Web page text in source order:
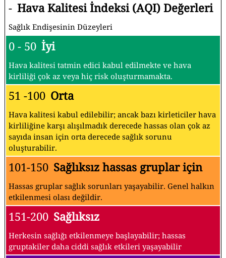
- Hava Kalitesi İndeksi (AQI) Değerleri
Sağlık Endişesinin Düzeyleri
0 - 50 İyi
Hava kalitesi tatmin edici kabul edilmekte ve hava
kirliliği çok az veya hiç risk oluşturmamakta.
51 -100 Orta
Hava kalitesi kabul edilebilir; ancak bazı kirleticiler hava
kirliliğine karşı alışılmadık derecede hassas olan çok az
sayıda insan için orta derecede sağlık sorunu
oluşturabilir.
101-150 Sağlıksız hassas gruplar için
Hassas gruplar sağlık sorunları yaşayabilir. Genel halkın
etkilenmesi olası değildir.
151-200 Sağlıksız
Herkesin sağlığı etkilenmeye başlayabilir; hassas
gruptakiler daha ciddi sağlık etkileri yaşayabilir